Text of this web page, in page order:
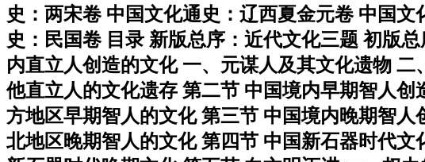
史：两宋卷 中国文化通史：辽西夏金元卷 中国
史：民国卷 目录 新版总序：近代文化三题 初版
内直立人创造的文化 一、元谋人及其文化遗物
他直立人的文化遗存 第二节 中国境内早期智人
方地区早期智人的文化 第三节 中国境内晚期智
北地区晚期智人的文化 第四节 中国新石器时代文